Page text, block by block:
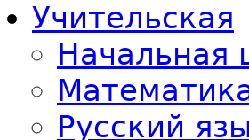
Учительская
Начальная
Русский